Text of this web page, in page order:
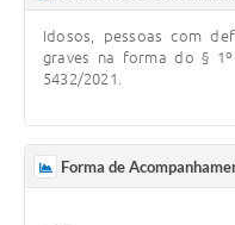
Idosos, pessoas com
graves na forma do §
5432/2021.
Forma de